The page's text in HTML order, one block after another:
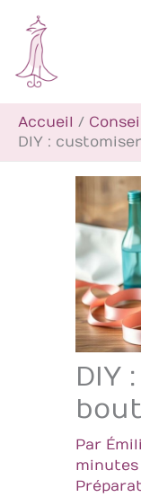
contenu
Accueil
DIY :
DIY
Par
c
h
e